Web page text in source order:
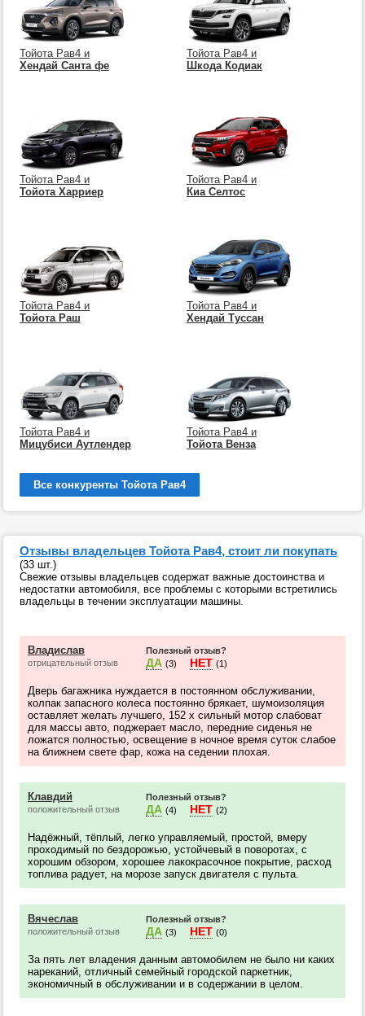
Тойота Рав4 и
Хендай Санта фе
Тойота Рав4 и
Шкода Кодиак
Тойота Рав4 и
Тойота Харриер
Тойота Рав4 и
Киа Селтос
Тойота Рав4 и
Тойота Раш
Тойота Рав4 и
Хендай Туссан
Тойота Рав4 и
Мицубиси Аутлендер
Тойота Рав4 и
Тойота Венза
Все конкуренты Тойота Рав4
Отзывы владельцев Тойота Рав4, стоит ли покупать
(33 шт.)
Свежие отзывы владельцев содержат важные достоинства и
недостатки автомобиля, все проблемы с которыми встретились
владельцы в течении эксплуатации машины.
Владислав
отрицательный отзыв
Полезный отзыв?
ДА (3) НЕТ (1)
Дверь багажника нуждается в постоянном обслуживании,
колпак запасного колеса постоянно брякает, шумоизоляция
оставляет желать лучшего, 152 х сильный мотор слабоват
для массы авто, поджерает масло, передние сиденья не
ложатся полностью, освещение в ночное время суток слабое
на ближнем свете фар, кожа на седении плохая.
Клавдий
положительный отзыв
Полезный отзыв?
ДА (4) НЕТ (2)
Надёжный, тёплый, легко управляемый, простой, вмеру
проходимый по бездорожью, устойчевый в поворотах, с
хорошим обзором, хорошее лакокрасочное покрытие, расход
топлива радует, на морозе запуск двигателя с пульта.
Вячеслав
положительный отзыв
Полезный отзыв?
ДА (3) НЕТ (0)
За пять лет владения данным автомобилем не было ни каких
нареканий, отличный семейный городской паркетник,
экономичный в обслуживании и в содержании в целом.